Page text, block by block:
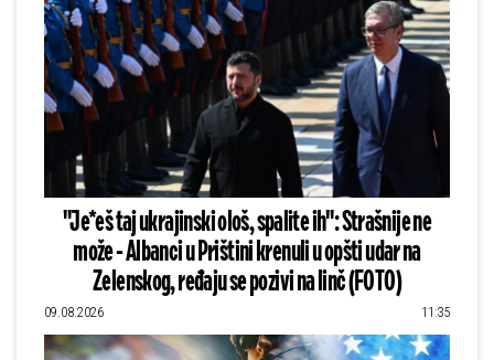
"Je*eš taj ukrajinski ološ, spalite ih": Strašnije ne
može - Albanci u Prištini krenuli u opšti udar na
Zelenskog, ređaju se pozivi na linč (FOTO)
09.08.2026 11:35